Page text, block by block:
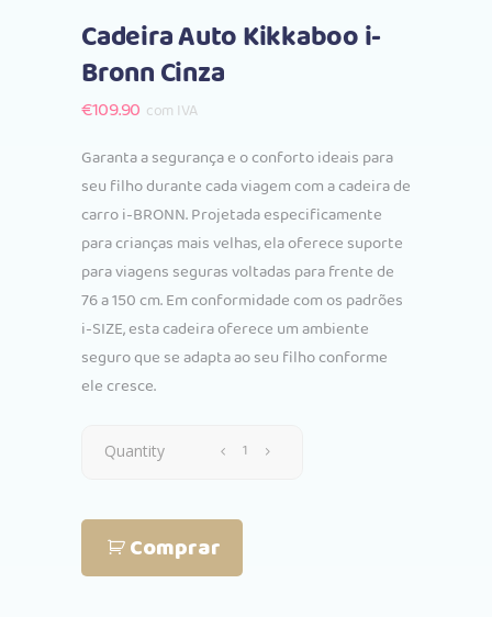
Cadeira Auto Kikkaboo i-
Bronn Cinza
€109.90 com IVA
Garanta a segurança e o conforto ideais para
seu filho durante cada viagem com a cadeira de
carro i-BRONN. Projetada especificamente
para crianças mais velhas, ela oferece suporte
para viagens seguras voltadas para frente de
76 a 150 cm. Em conformidade com os padrões
i-SIZE, esta cadeira oferece um ambiente
seguro que se adapta ao seu filho conforme
ele cresce.
Cadeira
Kikkaboo
Quantity
Comprar